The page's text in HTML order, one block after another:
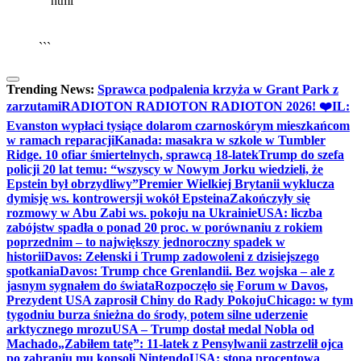
```
Trending News: Sprawca podpalenia krzyża w Grant Park z
zarzutamiRADIOTON RADIOTON RADIOTON 2026! ❤️IL:
Evanston wypłaci tysiące dolarom czarnoskórym mieszkańcom
w ramach reparacjiKanada: masakra w szkole w Tumbler
Ridge. 10 ofiar śmiertelnych, sprawcą 18-latekTrump do szefa
policji 20 lat temu: “wszyscy w Nowym Jorku wiedzieli, że
Epstein był obrzydliwy”Premier Wielkiej Brytanii wyklucza
dymisję ws. kontrowersji wokół EpsteinaZakończyły się
rozmowy w Abu Zabi ws. pokoju na UkrainieUSA: liczba
zabójstw spadła o ponad 20 proc. w porównaniu z rokiem
poprzednim – to największy jednoroczny spadek w
historiiDavos: Zełenski i Trump zadowoleni z dzisiejszego
spotkaniaDavos: Trump chce Grenlandii. Bez wojska – ale z
jasnym sygnałem do świataRozpoczęło się Forum w Davos,
Prezydent USA zaprosił Chiny do Rady PokojuChicago: w tym
tygodniu burza śnieżna do środy, potem silne uderzenie
arktycznego mrozuUSA – Trump dostał medal Nobla od
Machado„Zabiłem tatę”: 11-latek z Pensylwanii zastrzelił ojca
po zabraniu mu konsoli NintendoUSA: stopa procentowa